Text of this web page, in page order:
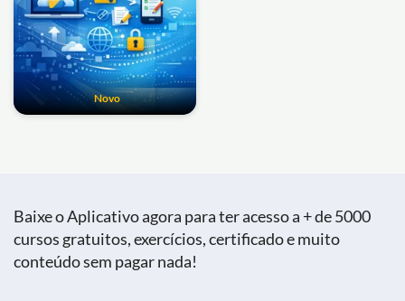
Novo
Baixe o Aplicativo agora para ter acesso a + de 5000
cursos gratuitos, exercícios, certificado e muito
conteúdo sem pagar nada!